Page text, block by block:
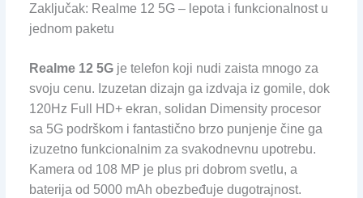
Zaključak: Realme 12 5G – lepota i funkcionalnost u
jednom paketu
Realme 12 5Gje telefon koji nudi zaista mnogo za
svoju cenu. Izuzetan dizajn ga izdvaja iz gomile, dok
120Hz Full HD+ ekran, solidan Dimensity procesor
sa 5G podrškom i fantastično brzo punjenje čine ga
izuzetno funkcionalnim za svakodnevnu upotrebu.
Kamera od 108 MP je plus pri dobrom svetlu, a
baterija od 5000 mAh obezbeđuje dugotrajnost.